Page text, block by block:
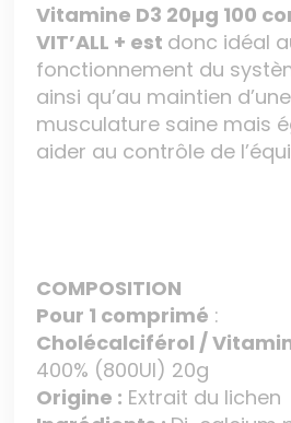
Vitamine D3 20µg 100
VIT’ALL + est donc idéal
fonctionnement du
ainsi qu’au maintien
musculature saine mais
aider au contrôle de
COMPOSITION
Pour 1 comprimé :
Cholécalciférol /
400% (800UI) 20g
Origine : Extrait du lichen